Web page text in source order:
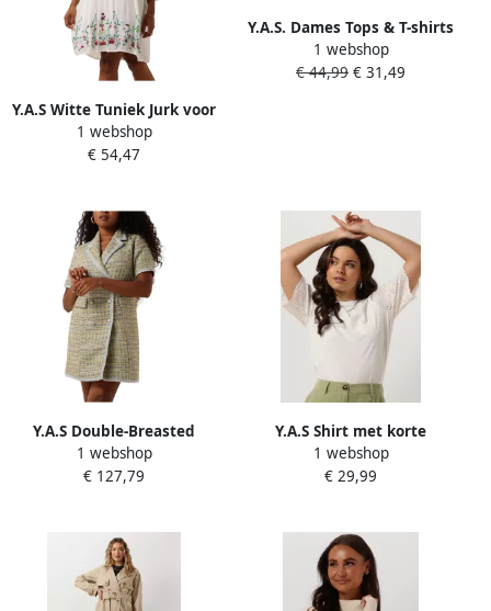
Y.A.S Witte Tuniek Jurk voor
Elke Gelegenheid Multicolor
Dames
1 webshop
€ 54,47
Y.A.S. Dames Tops & T-shirts
Yasracci Silver Sl Top Beige
1 webshop
€ 44,99 € 31,49
Y.A.S Double-Breasted
Tweed Waistcoat Jurk
Multicolor Dames
1 webshop
€ 127,79
Y.A.S Shirt met korte
mouwen YASLEX SS TOP W.
EMB SLEEVES S. NOOS
hals normale pasvorm)
1 webshop
€ 29,99